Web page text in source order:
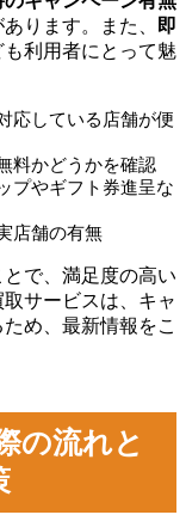
ります。また、
即
も利用者にとって魅
応している店舗が便
料かどうかを確認
プやギフト券進呈な
店舗の有無
で、満足度の高い
サービスは、キャ
め、最新情報をこ
の流れと